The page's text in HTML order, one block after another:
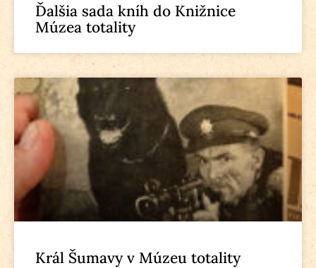
Ďalšia sada kníh do Knižnice
Múzea totality
Král Šumavy v Múzeu totality